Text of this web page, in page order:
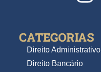
CATEGORIAS
Direito Administrativo
Direito Bancário